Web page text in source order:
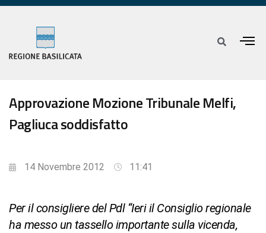
Approvazione Mozione Tribunale Melfi,
Pagliuca soddisfatto
14 Novembre 2012 11:41
Per il consigliere del Pdl “Ieri il Consiglio regionale
ha messo un tassello importante sulla vicenda,